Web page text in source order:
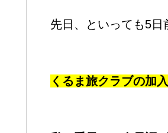
先日、といっても5
くるま旅クラブの加